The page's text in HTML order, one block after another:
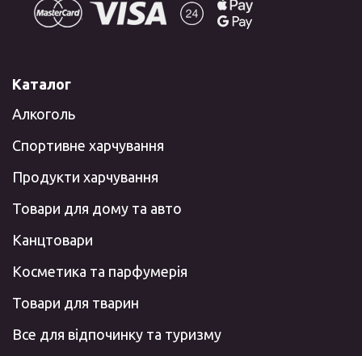
Каталог
Алкоголь
Спортивне харчування
Продукти харчування
Товари для дому та авто
Канцтовари
Косметика та парфумерія
Товари для тварин
Все для відпочинку та туризму